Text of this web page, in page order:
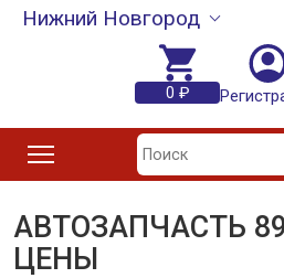
Нижний Новгород
0 ₽
АВТОЗАПЧАСТЬ
ЦЕНЫ